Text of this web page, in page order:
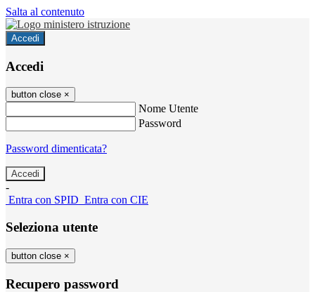
Salta al contenuto
Accedi
Accedi
button close ×
Nome Utente
Password
Password dimenticata?
-
Entra con SPID Entra con CIE
Seleziona utente
button close ×
Recupero password